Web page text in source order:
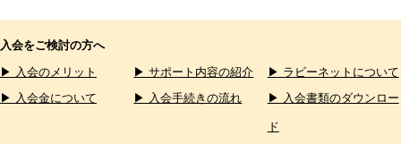
入会をご検討の方へ
▶ 入会のメリット
▶ サポート内容の紹介
▶ ラビーネットについて
▶ 入会金について
▶ 入会手続きの流れ ▶ 入会書類のダウンロー
ド